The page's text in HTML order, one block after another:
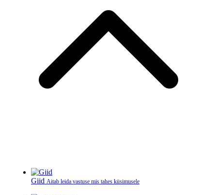
Giid Aitab leida vastuse mis tahes küsimusele